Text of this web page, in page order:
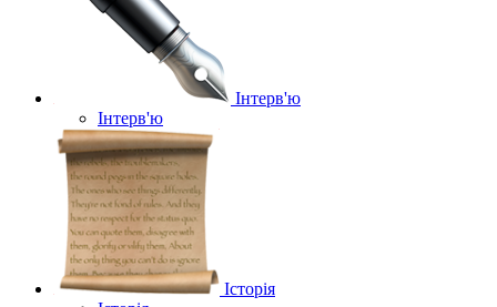
Інтерв'ю
Інтерв'ю
Історія